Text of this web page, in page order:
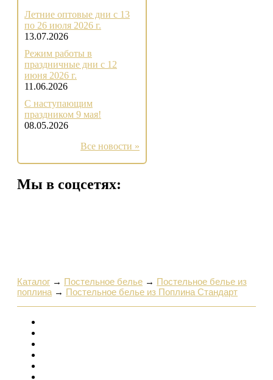
Летние оптовые дни с 13
по 26 июля 2026 г.
13.07.2026
Режим работы в
праздничные дни с 12
июня 2026 г.
11.06.2026
С наступающим
праздником 9 мая!
08.05.2026
Все новости »
Мы в соцсетях:
Каталог → Постельное белье → Постельное белье из
поплина → Постельное белье из Поплина Стандарт